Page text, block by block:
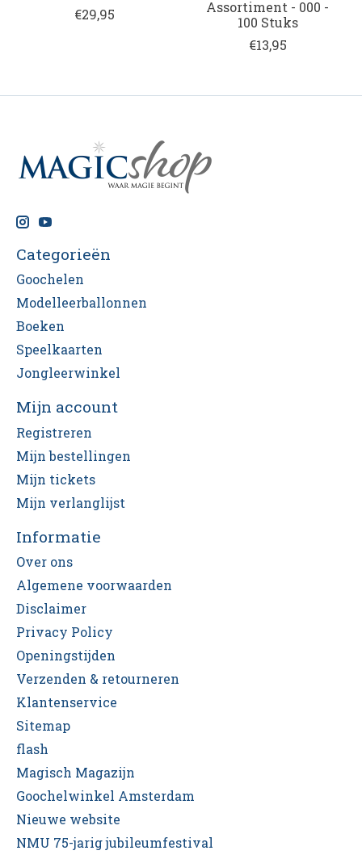
€29,95
Assortiment - 000 -
100 Stuks
€13,95
Categorieën
Goochelen
Modelleerballonnen
Boeken
Speelkaarten
Jongleerwinkel
Mijn account
Registreren
Mijn bestellingen
Mijn tickets
Mijn verlanglijst
Informatie
Over ons
Algemene voorwaarden
Disclaimer
Privacy Policy
Openingstijden
Verzenden & retourneren
Klantenservice
Sitemap
flash
Magisch Magazijn
Goochelwinkel Amsterdam
Nieuwe website
NMU 75-jarig jubileumfestival